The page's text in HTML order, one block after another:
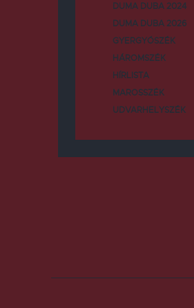
DUMA DUBA 2024
DUMA DUBA 2026
GYERGYÓSZÉK
HÁROMSZÉK
HÍRLISTA
MAROSSZÉK
UDVARHELYSZÉK